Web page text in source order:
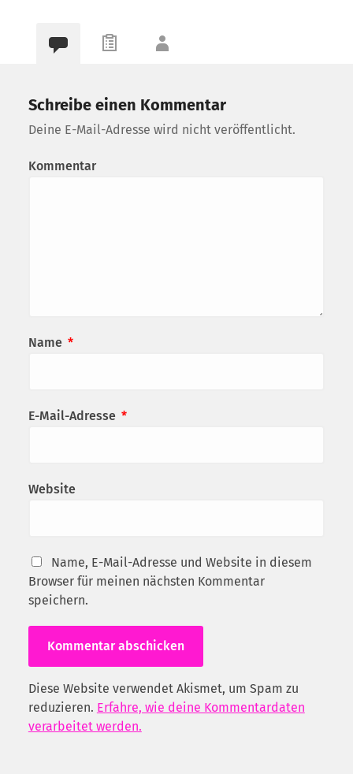
Schreibe einen Kommentar
Deine E-Mail-Adresse wird nicht veröffentlicht.
Kommentar
Name *
E-Mail-Adresse *
Website
Name, E-Mail-Adresse und Website in diesem
Browser für meinen nächsten Kommentar
speichern.
Diese Website verwendet Akismet, um Spam zu
reduzieren. Erfahre, wie deine Kommentardaten
verarbeitet werden.